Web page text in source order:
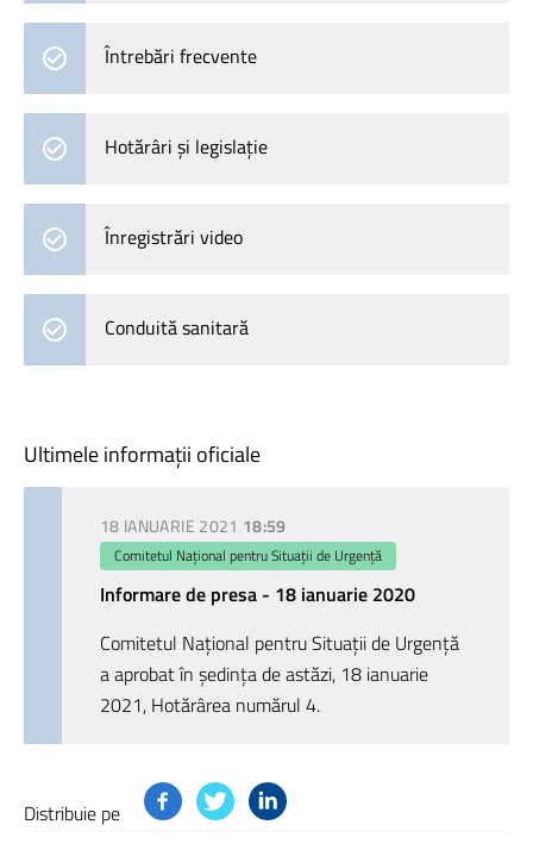
Întrebări frecvente
Hotărâri și legislație
Înregistrări video
Conduită sanitară
Ultimele informații oficiale
18 IANUARIE 2021 18:59
Comitetul Național pentru Situații de Urgență
Informare de presa - 18 ianuarie 2020
Comitetul Național pentru Situații de Urgență
a aprobat în ședința de astăzi, 18 ianuarie
2021, Hotărârea numărul 4.
Distribuie pe